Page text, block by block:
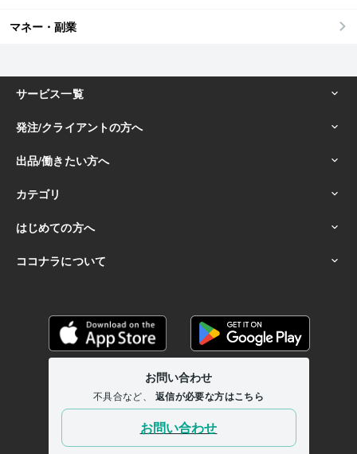
マネー・副業